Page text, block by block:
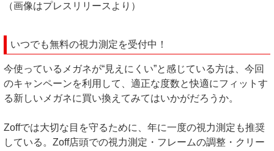
（画像はプレスリリースより）
いつでも無料の視力測定を受付中！
今使っているメガネが“見えにくい”と感じている方は、今回
のキャンペーンを利用して、適正な度数と快適にフィットす
る新しいメガネに買い換えてみてはいかがだろうか。
Zoffでは大切な目を守るために、年に一度の視力測定も推奨
している。Zoff店頭での視力測定・フレームの調整・クリー